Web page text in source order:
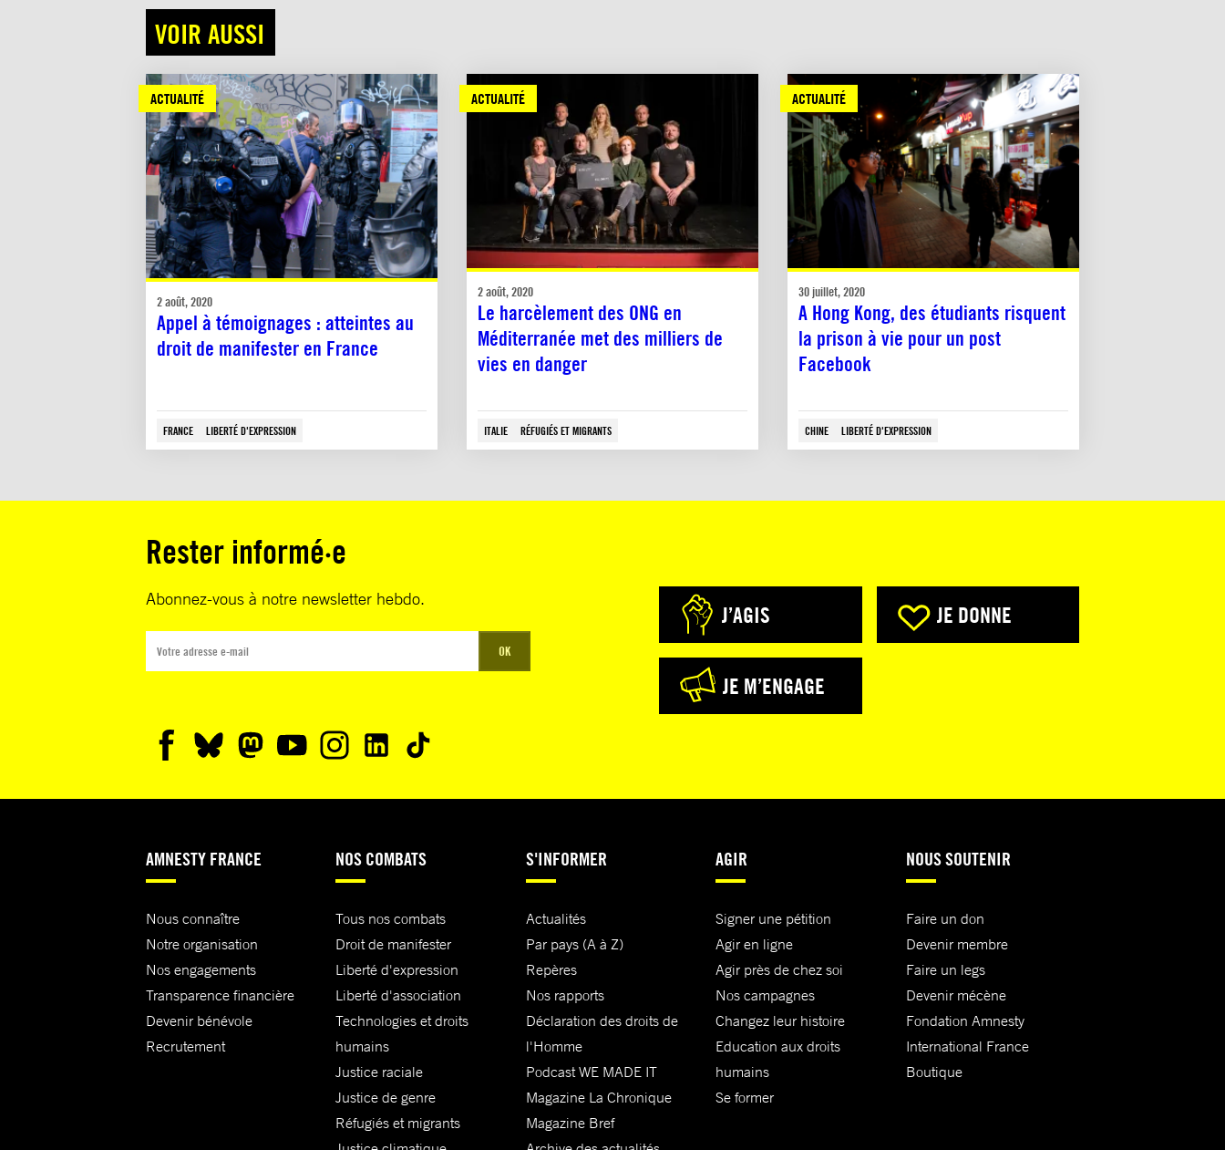
VOIR AUSSI
ACTUALITÉ
2 août, 2020
Appel à témoignages : atteintes au
droit de manifester en France
FRANCE LIBERTÉ D'EXPRESSION
ACTUALITÉ
2 août, 2020
Le harcèlement des ONG en
Méditerranée met des milliers de
vies en danger
ITALIE RÉFUGIÉS ET MIGRANTS
ACTUALITÉ
30 juillet, 2020
A Hong Kong, des étudiants risquent
la prison à vie pour un post
Facebook
CHINE LIBERTÉ D'EXPRESSION
Rester informé·e
Abonnez-vous à notre newsletter hebdo.
OK
J’AGIS JE DONNE
JE M’ENGAGE
AMNESTY FRANCE
Nous connaître
Notre organisation
Nos engagements
Transparence financière
Devenir bénévole
Recrutement
NOS COMBATS
Tous nos combats
Droit de manifester
Liberté d'expression
Liberté d'association
Technologies et droits
humains
Justice raciale
Justice de genre
Réfugiés et migrants
S'INFORMER
Actualités
Par pays (A à Z)
Repères
Nos rapports
Déclaration des droits de
l'Homme
Podcast WE MADE IT
Magazine La Chronique
Magazine Bref
AGIR
Signer une pétition
Agir en ligne
Agir près de chez soi
Nos campagnes
Changez leur histoire
Education aux droits
humains
Se former
NOUS SOUTENIR
Faire un don
Devenir membre
Faire un legs
Devenir mécène
Fondation Amnesty
International France
Boutique